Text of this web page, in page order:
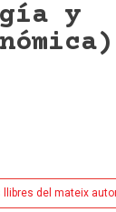
y
llibres del mateix